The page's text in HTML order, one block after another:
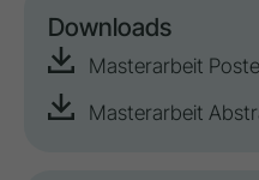
Downloads
Masterarbeit
Masterarbeit